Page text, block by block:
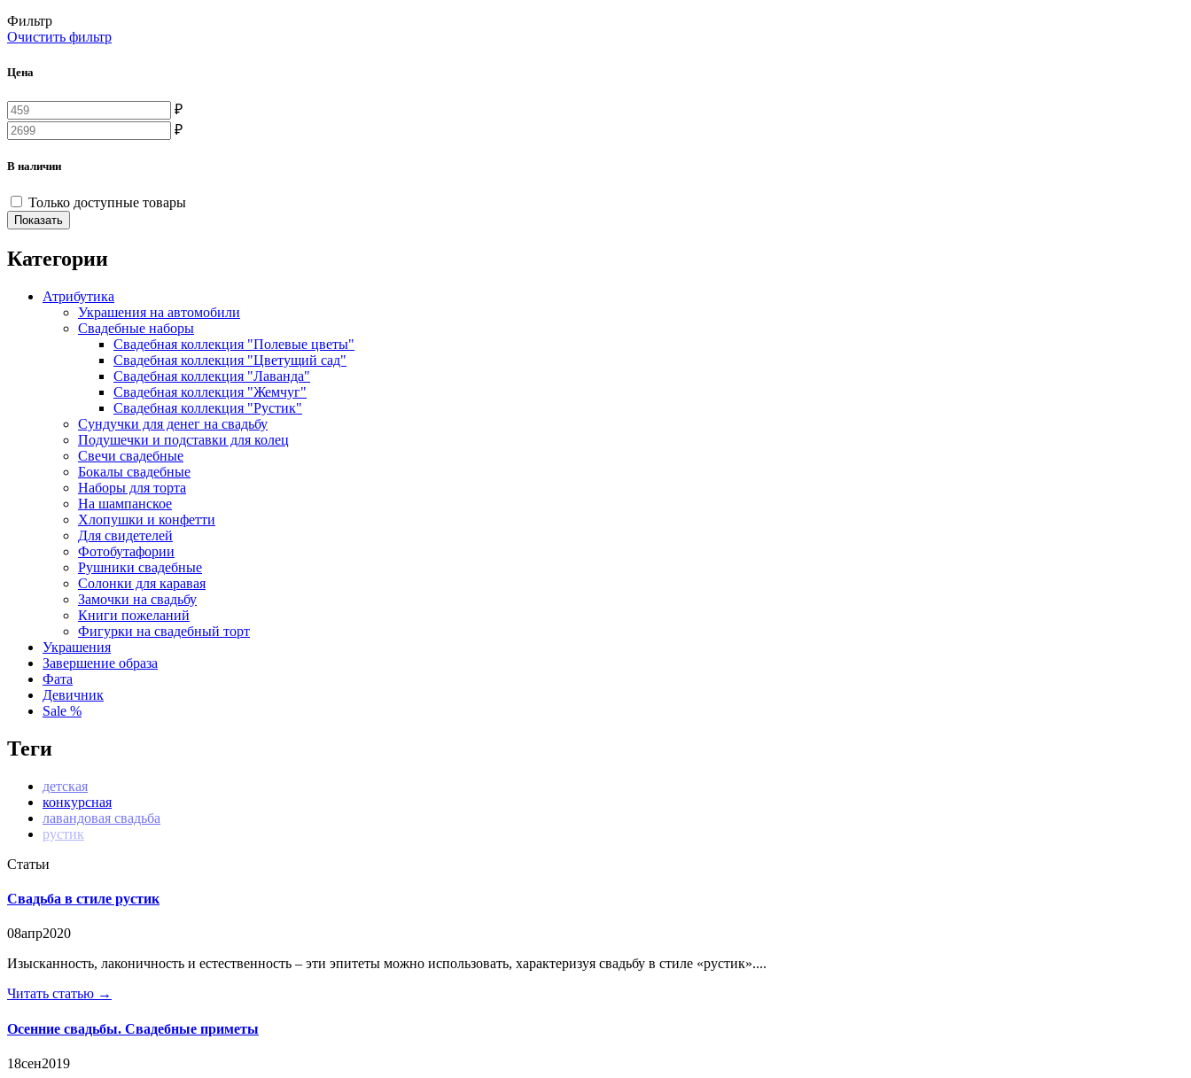
Фильтр
Очистить фильтр
Цена
₽
₽
В наличии
Только доступные товары
Категории
Атрибутика
Украшения на автомобили
Свадебные наборы
Свадебная коллекция "Полевые цветы"
Свадебная коллекция "Цветущий сад"
Свадебная коллекция "Лаванда"
Свадебная коллекция "Жемчуг"
Свадебная коллекция "Рустик"
Сундучки для денег на свадьбу
Подушечки и подставки для колец
Свечи свадебные
Бокалы свадебные
Наборы для торта
На шампанское
Хлопушки и конфетти
Для свидетелей
Фотобутафории
Рушники свадебные
Солонки для каравая
Замочки на свадьбу
Книги пожеланий
Фигурки на свадебный торт
Украшения
Завершение образа
Фата
Девичник
Sale %
Теги
детская
конкурсная
лавандовая свадьба
рустик
Статьи
Свадьба в стиле рустик
08апр2020
Изысканность, лаконичность и естественность – эти эпитеты можно использовать, характеризуя свадьбу в стиле «рустик»....
Читать статью →
Осенние свадьбы. Свадебные приметы
18сен2019